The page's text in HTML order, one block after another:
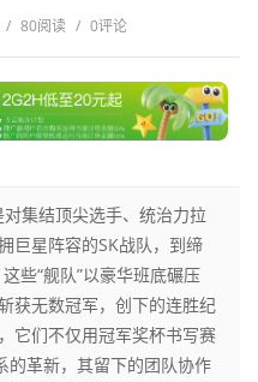
/ 80阅读 / 0评论
对集结顶尖选手、统治力拉
巨星阵容的SK战队，到缔
些“舰队”以豪华班底碾压
获无数冠军，创下的连胜纪
它们不仅用冠军奖杯书写赛
的革新，其留下的团队协作